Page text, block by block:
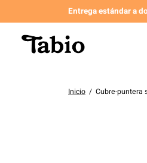
Entrega estándar a
Inicio / Cubre-puntera